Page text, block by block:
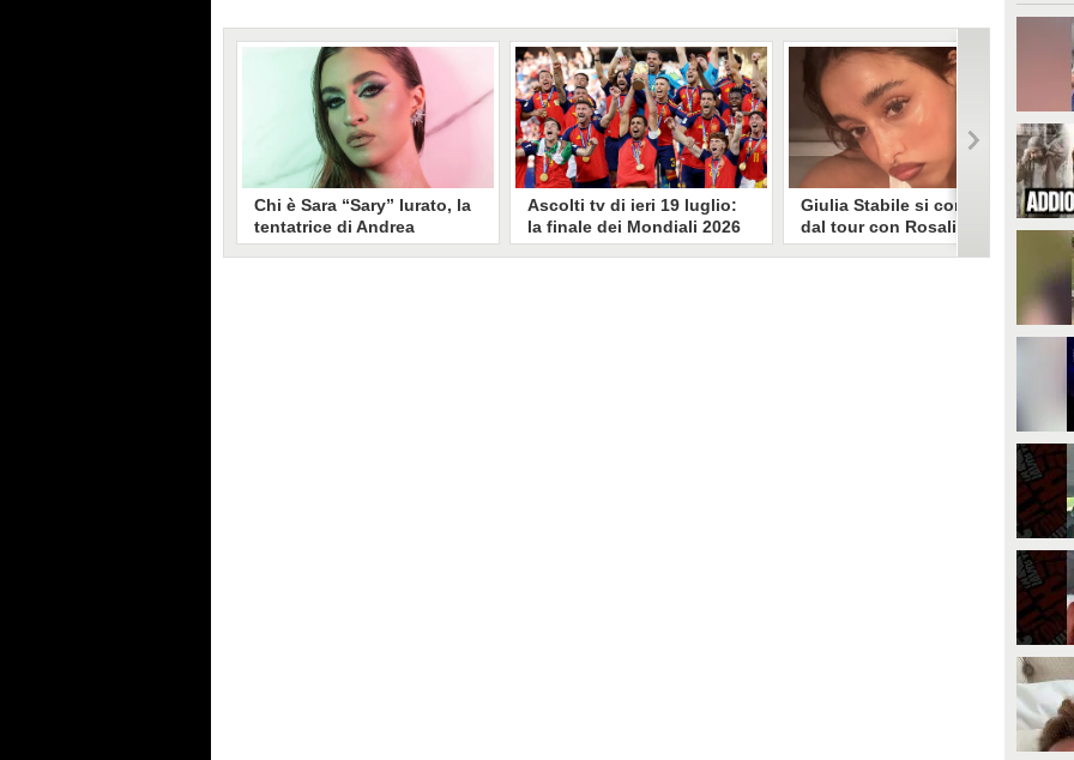
Chi è Sara “Sary” Iurato, la
tentatrice di Andrea
Petraroli a Temptation
Ascolti tv di ieri 19 luglio:
la finale dei Mondiali 2026
Spagna-Argentina
Giulia Stabile si confessa
dal tour con Rosalia: "Non
sono stata bene, costretta
ballo di Rosalia, Giulia Stabile si è
lasciata andare a una confessione
altri. A volte è già dentro di noi".